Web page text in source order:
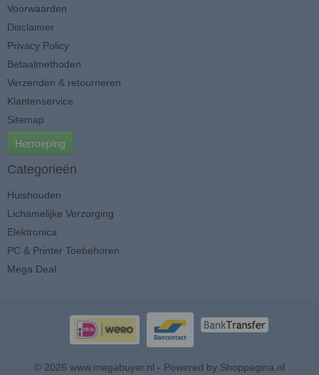
Voorwaarden
Disclaimer
Privacy Policy
Betaalmethoden
Verzenden & retourneren
Klantenservice
Sitemap
Herroeping
Categorieën
Huishouden
Lichamelijke Verzorging
Elektronica
PC & Printer Toebehoren
Mega Deal
© 2026 www.megabuyer.nl - Powered by Shoppagina.nl